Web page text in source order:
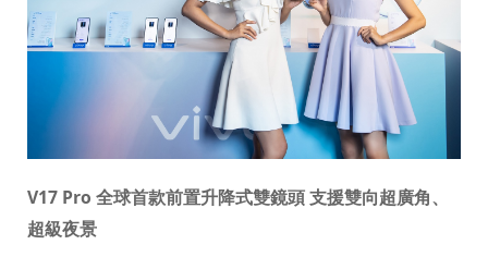
V17 Pro 全球首款前置升降式雙鏡頭支援雙向超廣角、
超級夜景